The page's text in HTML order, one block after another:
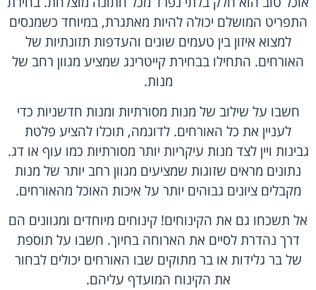
התפריט המושלם יכולה להיות מאתגרת, במיוחד כשמנסים
למצוא איזון בין טעמים שונים והעדפות תזונתיות של
האורחים. התחילו בבחירת קייטרינג שמציע מגוון רחב של
מנות.
חשבו על שילוב של מנות מסורתיות ומנות חדשניות כדי
לעניין את כל האורחים. לדוגמה, תוכלו להציע פלטת
גבינות ויין לצד מנות עיקריות יותר מסורתיות כמו עוף או דג.
נתונים מראים שזוגות שמציעים מגוון רחב יותר של מנות
מקבלים ציונים גבוהים יותר על איכות האוכל מהאורחים.
אל תשכחו גם את הקינוחים! קינוחים מיוחדים ומגוונים הם
דרך נהדרת לסיים את הארוחה בחיוך. חשבו על תוספת
של בר גלידות או בר מתוקים שבו האורחים יכולים לבחור
את הקינוח המועדף עליהם.